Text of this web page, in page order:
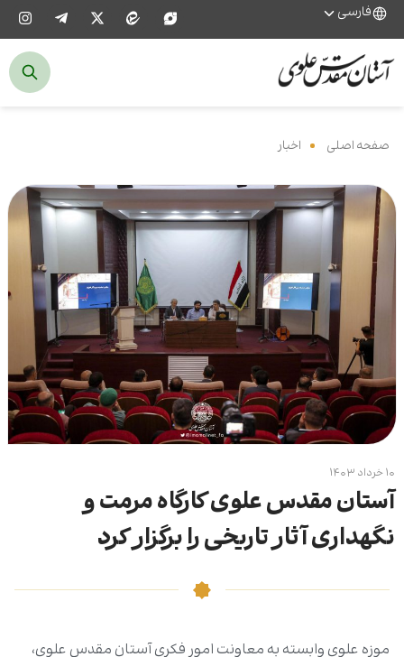
فارسی
صفحه اصلی اخبار
۱۰ خرداد ۱۴۰۳
آستان مقدس علوی کارگاه مرمت و
نگهداری آثار تاریخی را برگزار کرد
موزه علوی وابسته به معاونت امور فکری آستان مقدس علوی،